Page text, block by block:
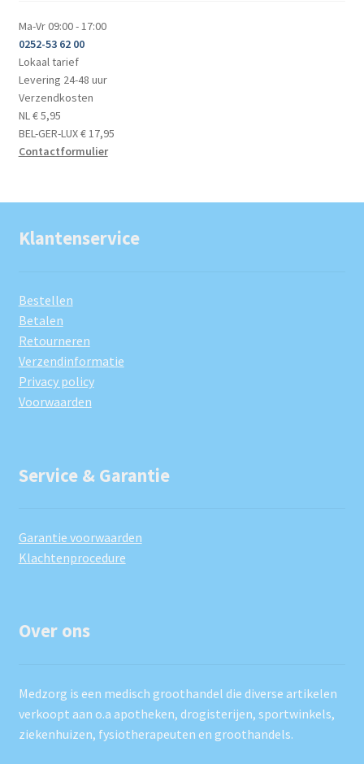
Ma-Vr 09:00 - 17:00
0252-53 62 00
Lokaal tarief
Levering 24-48 uur
Verzendkosten
NL € 5,95
BEL-GER-LUX € 17,95
Contactformulier
Klantenservice
Bestellen
Betalen
Retourneren
Verzendinformatie
Privacy policy
Voorwaarden
Service & Garantie
Garantie voorwaarden
Klachtenprocedure
Over ons
Medzorg is een medisch groothandel die diverse artikelen
verkoopt aan o.a apotheken, drogisterijen, sportwinkels,
ziekenhuizen, fysiotherapeuten en groothandels.